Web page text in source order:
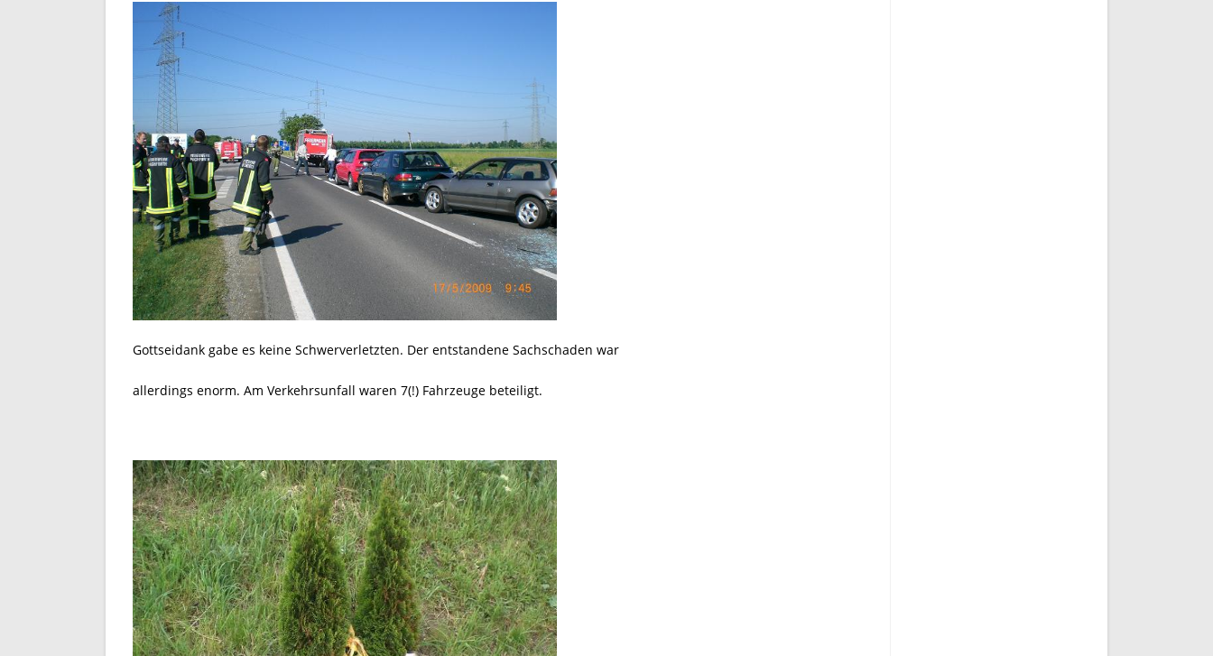
Gottseidank gabe es keine Schwerverletzten. Der entstandene Sachschaden war
allerdings enorm. Am Verkehrsunfall waren 7(!) Fahrzeuge beteiligt.